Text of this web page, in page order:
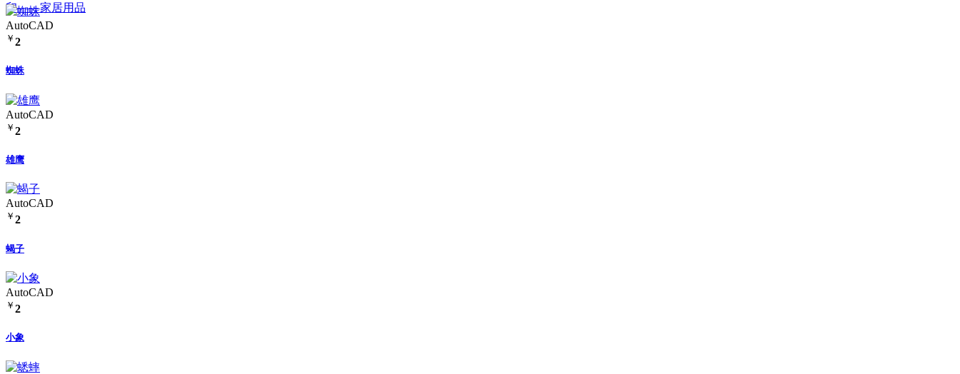
印——家居用品
AutoCAD
￥ 2
蜘蛛
AutoCAD
￥ 2
雄鹰
AutoCAD
￥ 2
蝎子
AutoCAD
￥ 2
小象